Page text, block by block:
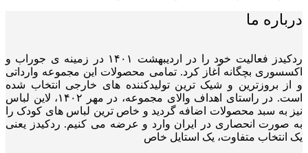
درباره ما
ردکیدز فعالیت خود را در اردیبهشت ۱۴۰۱ در زمینه ی جوراب و
اکسسوری بچگانه آغاز کرد. تمامی محصولات این مجموعه وارداتی
و از بروزترین و شیک ترین تولیدکننده های خارجی انتخاب شده
است. در راستای اهداف والای مجموعه، در مهر ۱۴۰۲، لاین لباس
نیز به سبد محصولات اضافه گردید و خاص ترین لباس های کودک را
به صورت انحصاری در ایران وارد و عرضه می کنیم. ردکیدز یعنی
یک انتخاب متفاوت، یک استایل خاص